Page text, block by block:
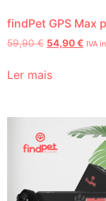
findPet GPS Max
59,90€ 54,90€ IVA
Ler mais